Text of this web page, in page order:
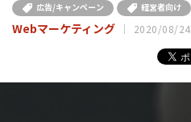
広告/キャンペーン 経営者向け
Webマーケティング 2020/08/24